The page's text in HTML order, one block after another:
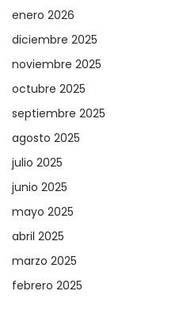
enero 2026
diciembre 2025
noviembre 2025
octubre 2025
septiembre 2025
agosto 2025
julio 2025
junio 2025
mayo 2025
abril 2025
marzo 2025
febrero 2025